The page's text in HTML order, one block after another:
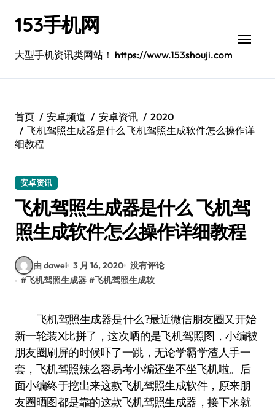
153手机网
大型手机资讯类网站！ https://www.153shouji.com
首页 安卓频道 安卓资讯
2020
飞机驾照生成器是什么 飞机驾照生成软件怎么操作详
细教程
安卓资讯
飞机驾照生成器是什么 飞机驾
照生成软件怎么操作详细教程
由 dawei 3 月 16, 2020 没有评论
#飞机驾照生成器 #飞机驾照生成软
飞机驾照生成器是什么?最近微信朋友圈又开始
新一轮装X比拼了，这次晒的是飞机驾照图，小编被
朋友圈刷屏的时候吓了一跳，无论学霸学渣人手一
套，飞机驾照辣么容易考小编还坐不坐飞机啦。后
面小编终于挖出来这款飞机驾照生成软件，原来朋
友圈晒图都是靠的这款飞机驾照生成器，接下来就